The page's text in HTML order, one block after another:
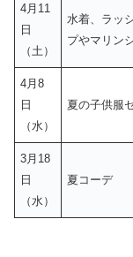
4月11
日
（土）
水着、ラッ
プやマリン
4月8
日
（水）
夏の子供服
3月18
日
（水）
夏コーデ